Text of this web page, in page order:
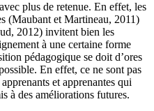
plus de retenue. En effet, les
(Maubant et Martineau, 2011)
2012) invitent bien les
à une certaine forme
pédagogique se doit d’ores
En effet, ce ne sont pas
et apprenantes qui
à des améliorations futures.